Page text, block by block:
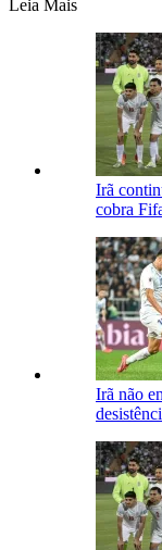
Leia Mais
Irã
cobra
Irã não